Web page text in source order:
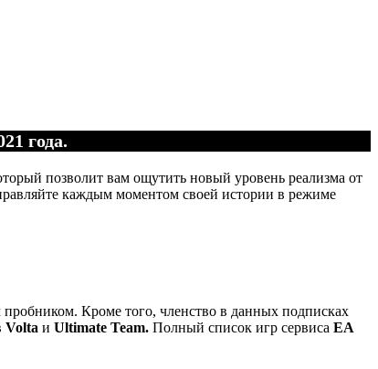
года.
позволит вам ощутить новый уровень реализма от
каждым моментом своей истории в режиме
Кроме того, членство в данных подписках
Volta и Ultimate Team. Полный список игр сервиса EA